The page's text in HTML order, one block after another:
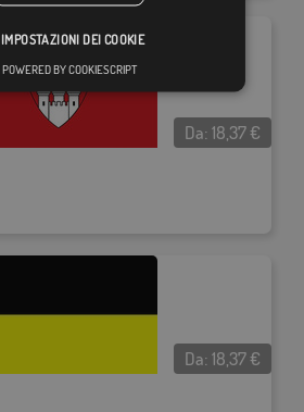
Da:18,37€
Da:18,37€
IMPOSTAZIONI DEI COOKIE
POWERED BY COOKIESCRIPT